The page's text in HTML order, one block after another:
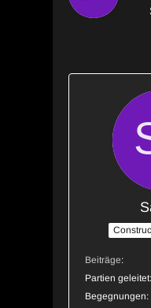
Beiträge
Partien geleitet
Begegnungen